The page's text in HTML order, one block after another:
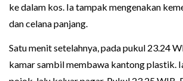
ke dalam kos. Ia tampak mengenakan
dan celana panjang.
Satu menit setelahnya, pada pukul 23.24
kamar sambil membawa kantong plastik.